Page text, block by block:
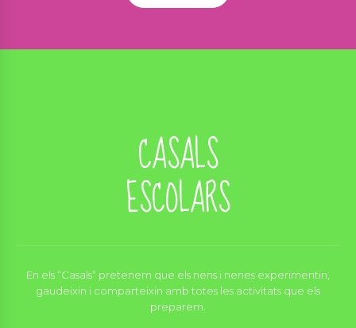
CASALS
ESCOLARS
En els “Casals” pretenem que els nens i nenes experimentin,
gaudeixin i comparteixin amb totes les activitats que els
preparem.